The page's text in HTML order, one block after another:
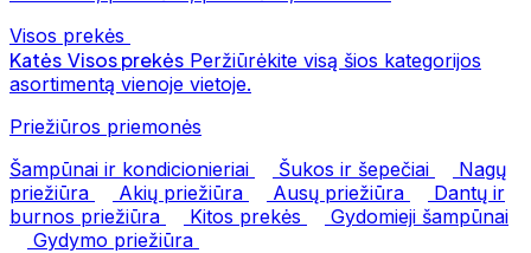
Visos prekės
Katės Visos prekės Peržiūrėkite visą šios kategorijos
asortimentą vienoje vietoje.
Priežiūros priemonės
Šampūnai ir kondicionieriai
Šukos ir šepečiai
Nagų
priežiūra
Akių priežiūra Ausų priežiūra
Dantų ir
burnos priežiūra
Kitos prekės
Gydomieji šampūnai
Gydymo priežiūra